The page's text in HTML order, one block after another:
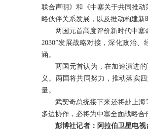
联合声明》和《中塞关于共同推
略伙伴关系发展，以及推动构建新
两国元首高度评价新时代中塞
2030”发展战略对接，深化政治
涵。
两国元首认为，在加速演进
义。两国将共同努力，推动落实
量。
武契奇总统接下来还将赴上
多边协作，必将为中塞全面战略合
彭博社记者：阿拉伯卫星电